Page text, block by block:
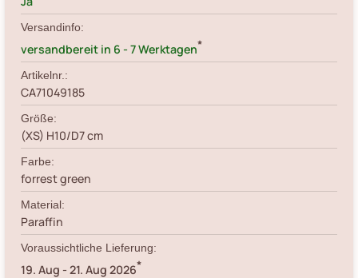
Versandinfo:
versandbereit in 6 - 7 Werktagen*
Artikelnr.:
CA71049185
Größe:
(XS) H10/D7 cm
Farbe:
forrest green
Material:
Paraffin
Voraussichtliche Lieferung:
19. Aug - 21. Aug 2026*